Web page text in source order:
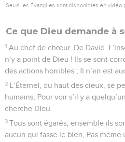
Seuls les Évangiles sont disponibles en vidéo
Ce que Dieu demande à
1 Au chef de chœur. De David.
n’y a point de Dieu ! Ils se sont
des actions horribles ; Il n’en est
2 L’Éternel, du haut des cieux, se
humains, Pour voir s’il y a
cherche Dieu.
3 Tous sont égarés, ensemble ils
aucun qui fasse le bien, Pas même